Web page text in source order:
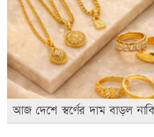
আজ দেশে স্বর্ণের দাম বাড়ল